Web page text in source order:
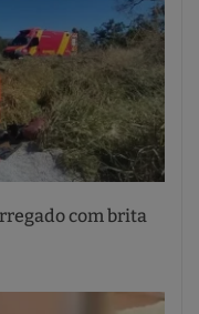
com brita